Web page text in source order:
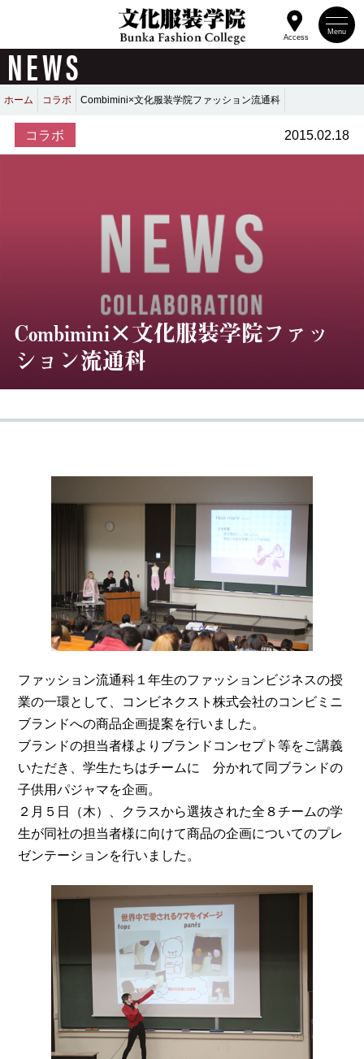
Menu
Access
NEWS
ホーム コラボ Combimini×文化服装学院ファッション流通科
コラボ 2015.02.18
Combimini×文化服装学院ファッ
ション流通科
ファッション流通科１年生のファッションビジネスの授
業の一環として、コンビネクスト株式会社のコンビミニ
ブランドへの商品企画提案を行いました。
ブランドの担当者様よりブランドコンセプト等をご講義
いただき、学生たちはチームに 分かれて同ブランドの
子供用パジャマを企画。
２月５日（木）、クラスから選抜された全８チームの学
生が同社の担当者様に向けて商品の企画についてのプレ
ゼンテーションを行いました。